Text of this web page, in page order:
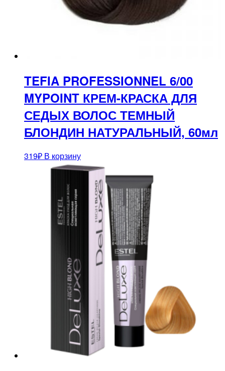
TEFIA PROFESSIONNEL 6/00
MYPOINT КРЕМ-КРАСКА ДЛЯ
СЕДЫХ ВОЛОС ТЕМНЫЙ
БЛОНДИН НАТУРАЛЬНЫЙ, 60мл
319₽ В корзину